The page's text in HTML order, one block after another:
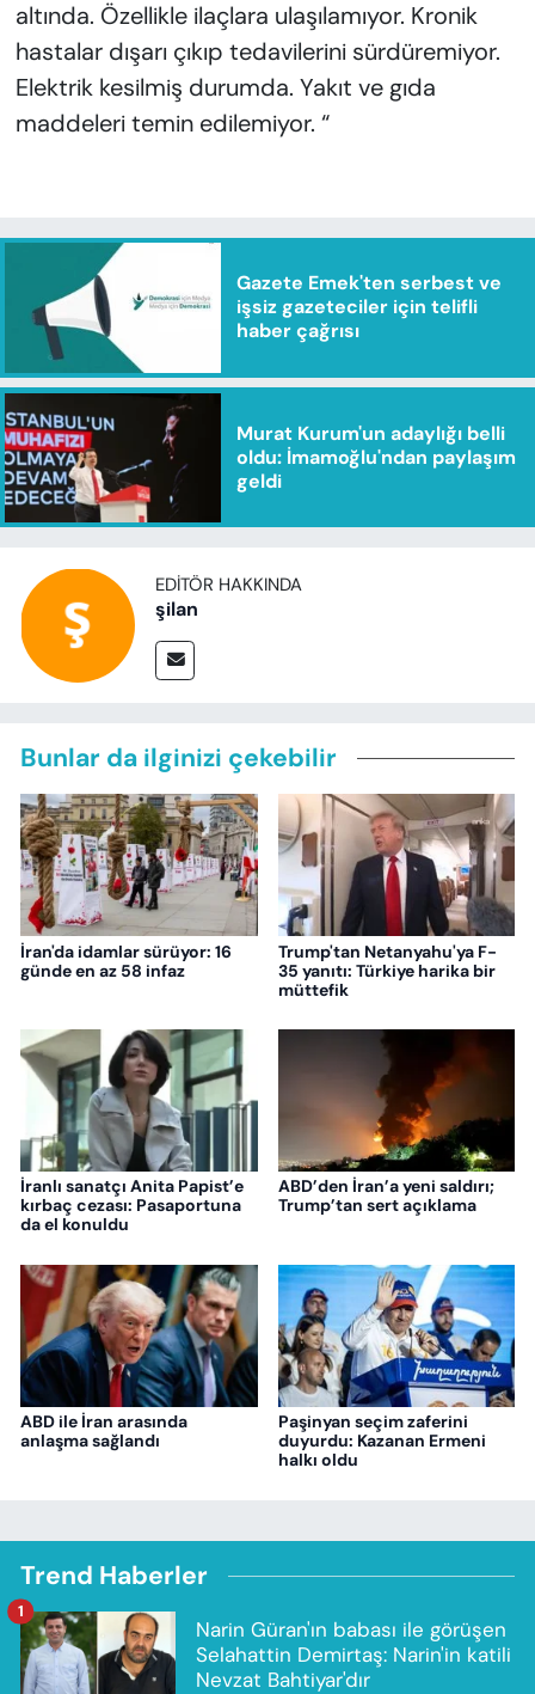
altında. Özellikle ilaçlara ulaşılamıyor. Kronik
hastalar dışarı çıkıp tedavilerini sürdüremiyor.
Elektrik kesilmiş durumda. Yakıt ve gıda
maddeleri temin edilemiyor. “
Gazete Emek'ten serbest ve
işsiz gazeteciler için telifli
haber çağrısı
Murat Kurum'un adaylığı belli
oldu: İmamoğlu'ndan paylaşım
geldi
EDITÖR HAKKINDA
şilan
Bunlar da ilginizi çekebilir
İran'da idamlar sürüyor: 16
günde en az 58 infaz
Trump'tan Netanyahu'ya F-
35 yanıtı: Türkiye harika bir
müttefik
İranlı sanatçı Anita Papist’e
kırbaç cezası: Pasaportuna
da el konuldu
ABD’den İran’a yeni saldırı;
Trump’tan sert açıklama
ABD ile İran arasında
anlaşma sağlandı
Paşinyan seçim zaferini
duyurdu: Kazanan Ermeni
halkı oldu
Trend Haberler
Narin Güran'ın babası ile görüşen
Selahattin Demirtaş: Narin'in katili
Nevzat Bahtiyar'dır
1